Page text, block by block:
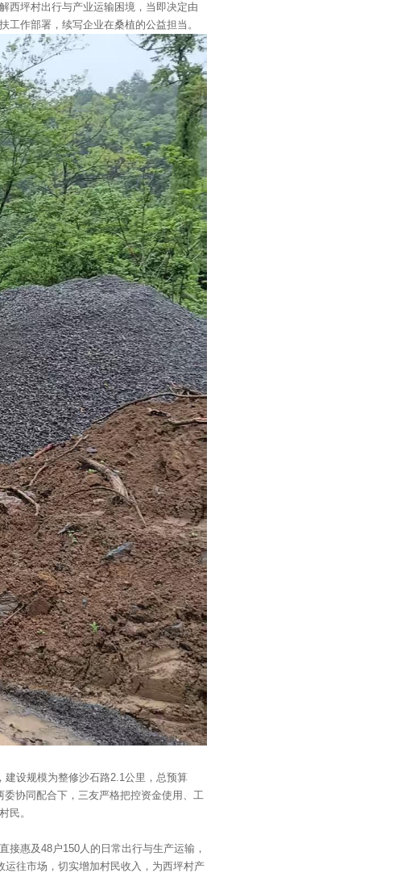
西坪村出行与产业运输困境，当即决定由
作部署，续写企业在桑植的公益担当。
建设规模为整修沙石路2.1公里，总预算
协同配合下，三友严格把控资金使用、工
民。
惠及48户150人的日常出行与生产运输，
运往市场，切实增加村民收入，为西坪村产
搜索